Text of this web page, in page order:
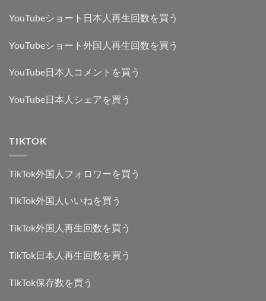
YouTubeショート日本人再生回数を買う
YouTubeショート外国人再生回数を買う
YouTube日本人コメントを買う
YouTube日本人シェアを買う
TIKTOK
TikTok外国人フォロワーを買う
TikTok外国人いいねを買う
TikTok外国人再生回数を買う
TikTok日本人再生回数を買う
TikTok保存数を買う